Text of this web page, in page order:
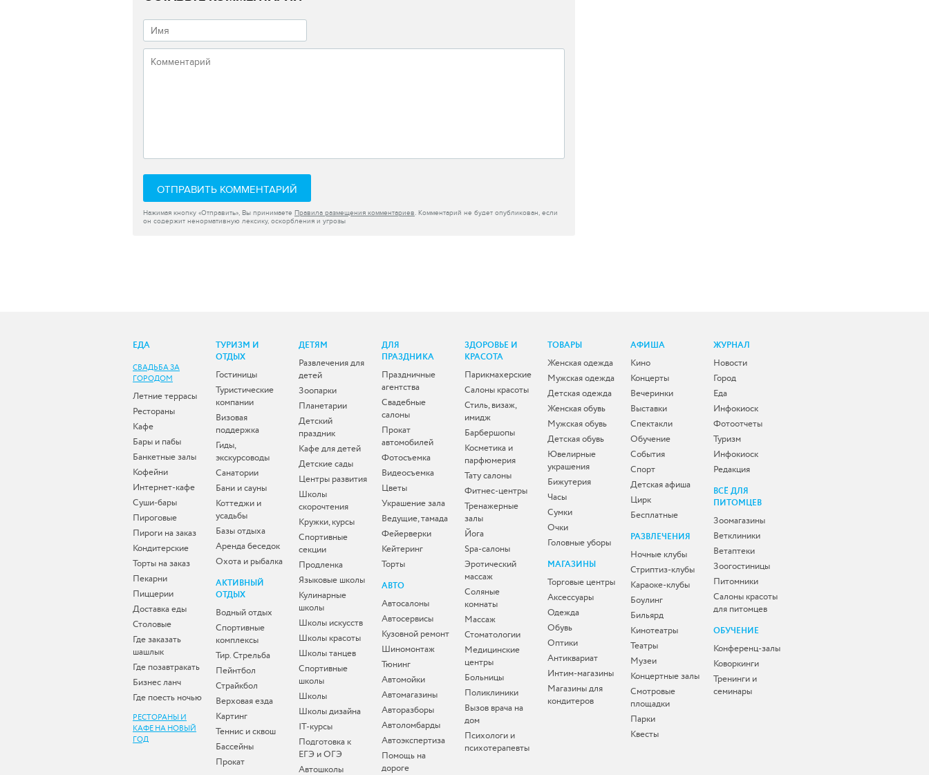
ОТПРАВИТЬ КОММЕНТАРИЙ
Нажимая кнопку «Отправить», Вы принимаете Правила размещения комментариев. Комментарий не будет опубликован, если
он содержит ненормативную лексику, оскорбления и угрозы
ЕДА
СВАДЬБА ЗА
ГОРОДОМ
Летние террасы
Рестораны
Кафе
Бары и пабы
Банкетные залы
Кофейни
Интернет-кафе
Суши-бары
Пироговые
Пироги на заказ
Кондитерские
Торты на заказ
Пекарни
Пиццерии
Доставка еды
Столовые
Где заказать
шашлык
Где позавтракать
Бизнес ланч
Где поесть ночью
РЕСТОРАНЫ И
КАФЕ НА НОВЫЙ
ГОД
ТУРИЗМ И
ОТДЫХ
Гостиницы
Туристические
компании
Визовая
поддержка
Гиды,
экскурсоводы
Санатории
Бани и сауны
Коттеджи и
усадьбы
Базы отдыха
Аренда беседок
Охота и рыбалка
АКТИВНЫЙ
ОТДЫХ
Водный отдых
Спортивные
комплексы
Тир. Стрельба
Пейнтбол
Страйкбол
Верховая езда
Картинг
Теннис и сквош
Бассейны
Прокат
ДЕТЯМ
Развлечения для
детей
Зоопарки
Планетарии
Детский
праздник
Кафе для детей
Детские сады
Центры развития
Школы
скорочтения
Кружки, курсы
Спортивные
секции
Продленка
Языковые школы
Кулинарные
школы
Школы искусств
Школы красоты
Школы танцев
Спортивные
школы
Школы
Школы дизайна
IT-курсы
Подготовка к
ЕГЭ и ОГЭ
Автошколы
ДЛЯ
ПРАЗДНИКА
Праздничные
агентства
Свадебные
салоны
Прокат
автомобилей
Фотосъемка
Видеосъемка
Цветы
Украшение зала
Ведущие, тамада
Фейерверки
Кейтеринг
Торты
АВТО
Автосалоны
Автосервисы
Кузовной ремонт
Шиномонтаж
Тюнинг
Автомойки
Автомагазины
Авторазборы
Автоломбарды
Автоэкспертиза
Помощь на
дороге
ЗДОРОВЬЕ И
КРАСОТА
Парикмахерские
Салоны красоты
Стиль, визаж,
имидж
Барбершопы
Косметика и
парфюмерия
Тату салоны
Фитнес-центры
Тренажерные
залы
Йога
Spa-салоны
Эротический
массаж
Соляные
комнаты
Массаж
Стоматологии
Медицинские
центры
Больницы
Поликлиники
Вызов врача на
дом
Психологи и
психотерапевты
ТОВАРЫ
Женская одежда
Мужская одежда
Детская одежда
Женская обувь
Мужская обувь
Детская обувь
Ювелирные
украшения
Бижутерия
Часы
Сумки
Очки
Головные уборы
МАГАЗИНЫ
Торговые центры
Аксессуары
Одежда
Обувь
Оптики
Антиквариат
Интим-магазины
Магазины для
кондитеров
АФИША
Кино
Концерты
Вечеринки
Выставки
Спектакли
Обучение
События
Спорт
Детская афиша
Цирк
Бесплатные
РАЗВЛЕЧЕНИЯ
Ночные клубы
Стриптиз-клубы
Караоке-клубы
Боулинг
Бильярд
Кинотеатры
Театры
Музеи
Концертные залы
Смотровые
площадки
Парки
Квесты
ЖУРНАЛ
Новости
Город
Еда
Инфокиоск
Фотоотчеты
Туризм
Инфокиоск
Редакция
ВСЁ ДЛЯ
ПИТОМЦЕВ
Зоомагазины
Ветклиники
Ветаптеки
Зоогостиницы
Питомники
Салоны красоты
для питомцев
ОБУЧЕНИЕ
Конференц-залы
Коворкинги
Тренинги и
семинары